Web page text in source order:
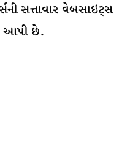
સત્તાવાર વેબસાઇટ્સ
આપી છે.